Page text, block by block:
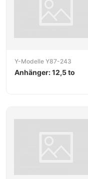
Y-Modelle Y87-243
Anhänger: 12,5 to